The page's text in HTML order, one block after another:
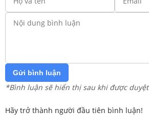
Gửi bình luận
*Bình luận sẽ hiển thị sau khi được duyệt
Hãy trở thành người đầu tiên bình luận!